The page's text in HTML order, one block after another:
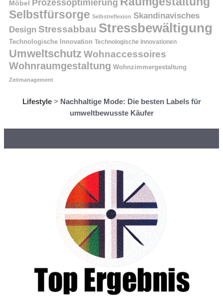
Möbel
Prozessoptimierung
Selbstfürsorge Selbstreflexion Skandinavisches
Design Stressabbau Stressbewältigung
Technologische Innovation Technologische Innovationen
Umweltschutz Wohnaccessoires
Wohnraumgestaltung Wohnzimmergestaltung
Zeitmanagement
Lifestyle> Nachhaltige Mode: Die besten Labels für
umweltbewusste Käufer